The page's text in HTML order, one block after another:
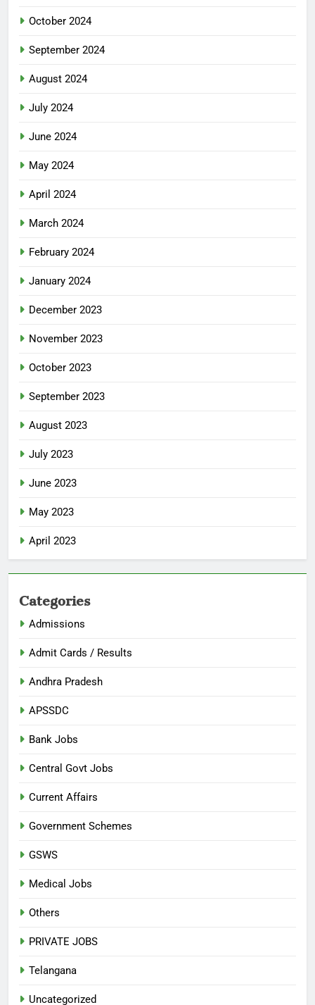
October 2024
September 2024
August 2024
July 2024
June 2024
May 2024
April 2024
March 2024
February 2024
January 2024
December 2023
November 2023
October 2023
September 2023
August 2023
July 2023
June 2023
May 2023
April 2023
Categories
Admissions
Admit Cards / Results
Andhra Pradesh
APSSDC
Bank Jobs
Central Govt Jobs
Current Affairs
Government Schemes
GSWS
Medical Jobs
Others
PRIVATE JOBS
Telangana
Uncategorized